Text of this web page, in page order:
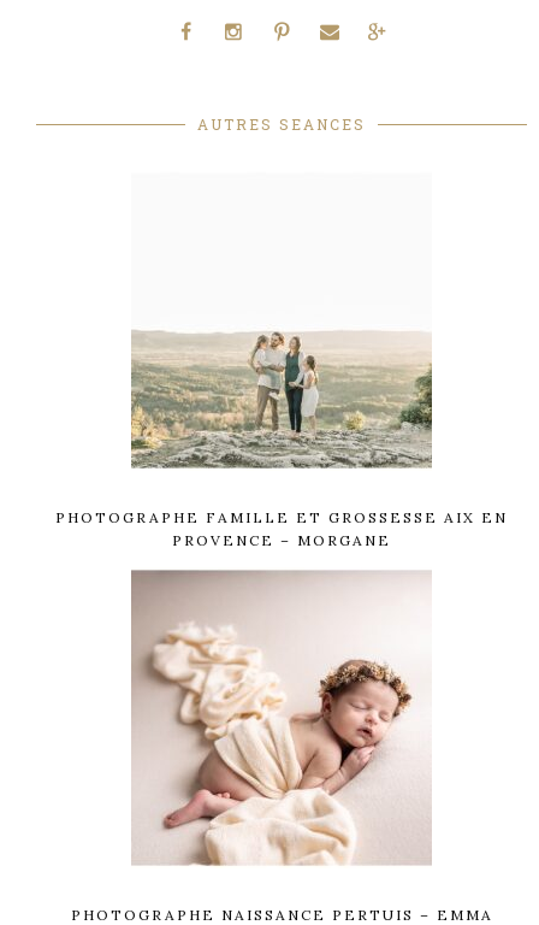
AUTRES SEANCES
PHOTOGRAPHE FAMILLE ET GROSSESSE AIX EN
PROVENCE – MORGANE
PHOTOGRAPHE NAISSANCE PERTUIS – EMMA